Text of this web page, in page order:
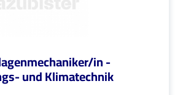
in -
und Klimatechnik